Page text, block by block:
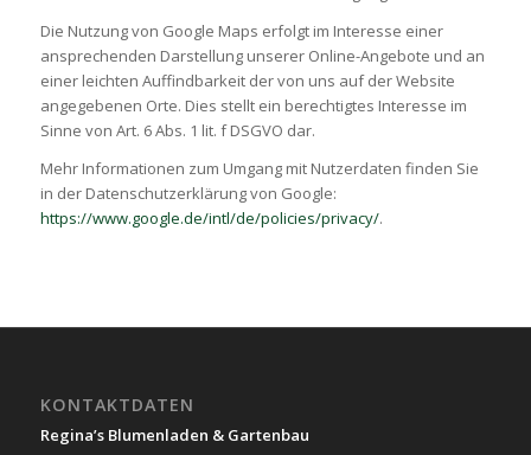
Die Nutzung von Google Maps erfolgt im Interesse einer
ansprechenden Darstellung unserer Online-Angebote und an
einer leichten Auffindbarkeit der von uns auf der Website
angegebenen Orte. Dies stellt ein berechtigtes Interesse im
Sinne von Art. 6 Abs. 1 lit. f DSGVO dar.
Mehr Informationen zum Umgang mit Nutzerdaten finden Sie
in der Datenschutzerklärung von Google:
https://www.google.de/intl/de/policies/privacy/.
KONTAKTDATEN
Regina’s Blumenladen & Gartenbau